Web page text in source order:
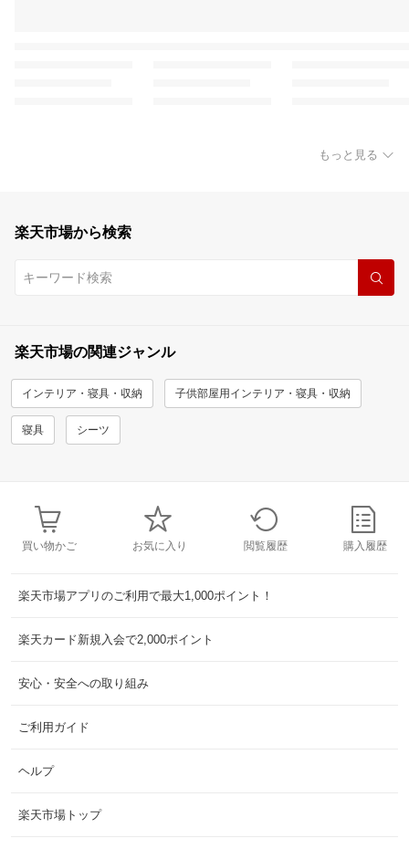
もっと見る
楽天市場から検索
楽天市場の関連ジャンル
インテリア・寝具・収納 子供部屋用インテリア・寝具・収納
寝具 シーツ
買い物かご お気に入り 閲覧履歴 購入履歴
楽天市場アプリのご利用で最大1,000ポイント！
楽天カード新規入会で2,000ポイント
安心・安全への取り組み
ご利用ガイド
ヘルプ
楽天市場トップ